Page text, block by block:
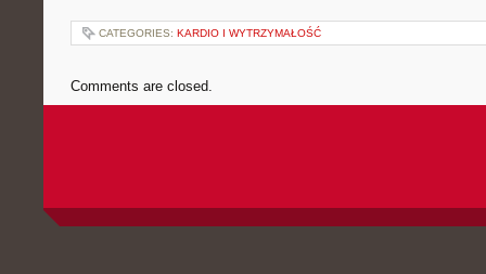
CATEGORIES: KARDIO I WYTRZYMAŁOŚĆ
Comments are closed.